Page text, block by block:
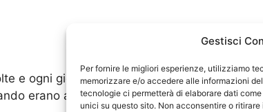
Gestisci
Per fornire le migliori esperienze, utilizziamo
memorizzare e/o accedere alle informazioni
tecnologie ci permetterà di elaborare dati
unici su questo sito. Non acconsentire o
e ogni giorno ne nascono tante altre.
erano ancora in vita.